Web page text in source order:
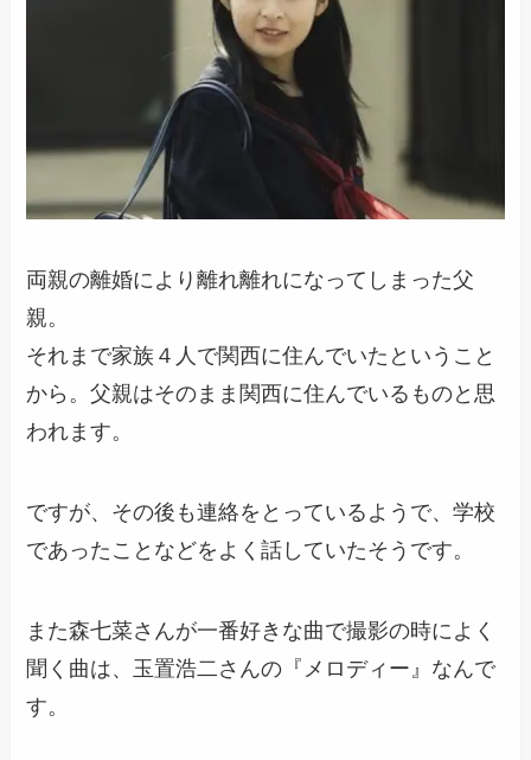
両親の離婚により離れ離れになってしまった父
親。
それまで家族４人で関西に住んでいたということ
から。父親はそのまま関西に住んでいるものと思
われます。
ですが、その後も連絡をとっているようで、学校
であったことなどをよく話していたそうです。
また森七菜さんが一番好きな曲で撮影の時によく
聞く曲は、玉置浩二さんの『メロディー』 なんで
す。